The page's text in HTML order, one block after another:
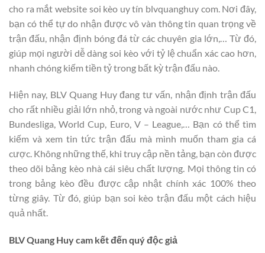
cho ra mắt website soi kèo uy tín blvquanghuy com. Nơi đây,
bạn có thể tự do nhận được vô vàn thông tin quan trọng về
trận đấu, nhận định bóng đá từ các chuyên gia lớn,… Từ đó,
giúp mọi người dễ dàng soi kèo với tỷ lệ chuẩn xác cao hơn,
nhanh chóng kiếm tiền tỷ trong bất kỳ trận đấu nào.
Hiện nay, BLV Quang Huy đang tư vấn, nhận định trận đấu
cho rất nhiều giải lớn nhỏ, trong và ngoài nước như Cup C1,
Bundesliga, World Cup, Euro, V – League,… Bạn có thể tìm
kiếm và xem tin tức trận đấu mà mình muốn tham gia cá
cược. Không những thế, khi truy cập nền tảng, bạn còn được
theo dõi bảng kèo nhà cái siêu chất lượng. Mọi thông tin có
trong bảng kèo đều được cập nhật chính xác 100% theo
từng giây. Từ đó, giúp bạn soi kèo trận đấu một cách hiệu
quả nhất.
BLV Quang Huy cam kết đến quý độc giả